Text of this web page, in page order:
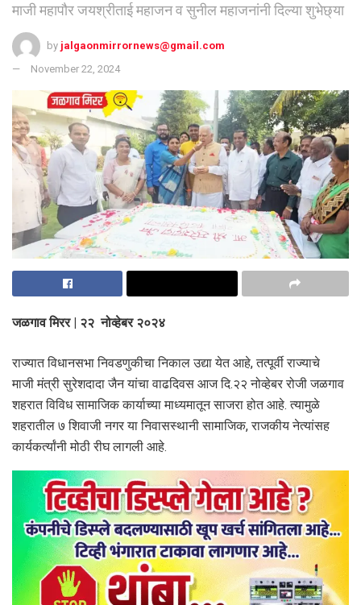
माजी महापौर जयश्रीताई महाजन व सुनील महाजनांनी दिल्या शुभेछ्या
by jalgaonmirrornews@gmail.com
November 22, 2024
जळगाव मिरर | २२ नोव्हेबर २०२४
राज्यात विधानसभा निवडणुकीचा निकाल उद्या येत आहे, तत्पूर्वी राज्याचे
माजी मंत्री सुरेशदादा जैन यांचा वाढदिवस आज दि.२२ नोव्हेबर रोजी जळगाव
शहरात विविध सामाजिक कार्याच्या माध्यमातून साजरा होत आहे. त्यामुळे
शहरातील ७ शिवाजी नगर या निवासस्थानी सामाजिक, राजकीय नेत्यांसह
कार्यकर्त्यांनी मोठी रीघ लागली आहे.